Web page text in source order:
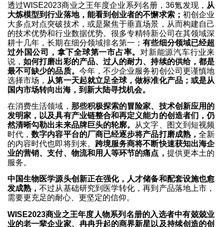
透过WISE2023商业之王年度企业系列名册，36氪发现， 从
大炼模型到行业落地，能看到创业者的不懈求索； 初创企业
大多点对点突破技术，或是聚焦于垂直场景，从而构建自己
的技术优势和行业数据优势。很多专精特新公司在其领域深
耕十几年，长期在细分领域排名第一；有些细分领域已经超
过外国公司，拿下全球第一市占率。 对新能源汽车行业来
说，如何打磨出彩的产品、过人的耐力、持续的供给，都是
最不可缺少的品质。 今年，不少企业服务初创公司更谨慎地
选择市场， 从第一天起就立足全球，做标准化产品；或是从
国内市场转向出海，到新大陆寻找机会。
在消费生活领域， 那些积极探索的冒险家、技术创新应用的
发明家，以及具有产业链整合和再定义能力的创造者们，仍
然清晰勾勒出未来品牌巨头的轮廓。
从文字、图文到短视频
时代，数字内容平台的厂商已经逐步将产品打磨成熟， 全新
的内容时代也即将到来。 跨境服务商将不断快速获知出海企
业的营销、支付、物流和用人等环节的痛点， 提供更本土的
服务。
中国生物医学源头创新正在强化，人才储备和配套设施也愈
发成熟，不过从基础研究到医学转化，再到产品落地上市，
需要更充足的耐心、更坚定的信仰。
WISE2023商业之王年度人物系列名册的入选者中有兢兢业
业的老一辈企业家、冉冉升起的商界新星以及持续创造的创